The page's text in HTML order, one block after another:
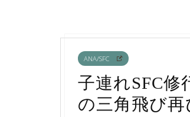
ANA/SFC
子連れSFC修
の三角飛び